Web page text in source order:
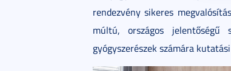
rendezvény sikeres
múltú, országos
gyógyszerészek számára